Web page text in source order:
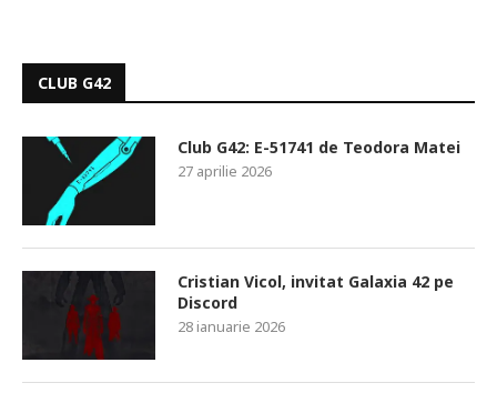
CLUB G42
Club G42: E-51741 de Teodora Matei
27 aprilie 2026
Cristian Vicol, invitat Galaxia 42 pe
Discord
28 ianuarie 2026